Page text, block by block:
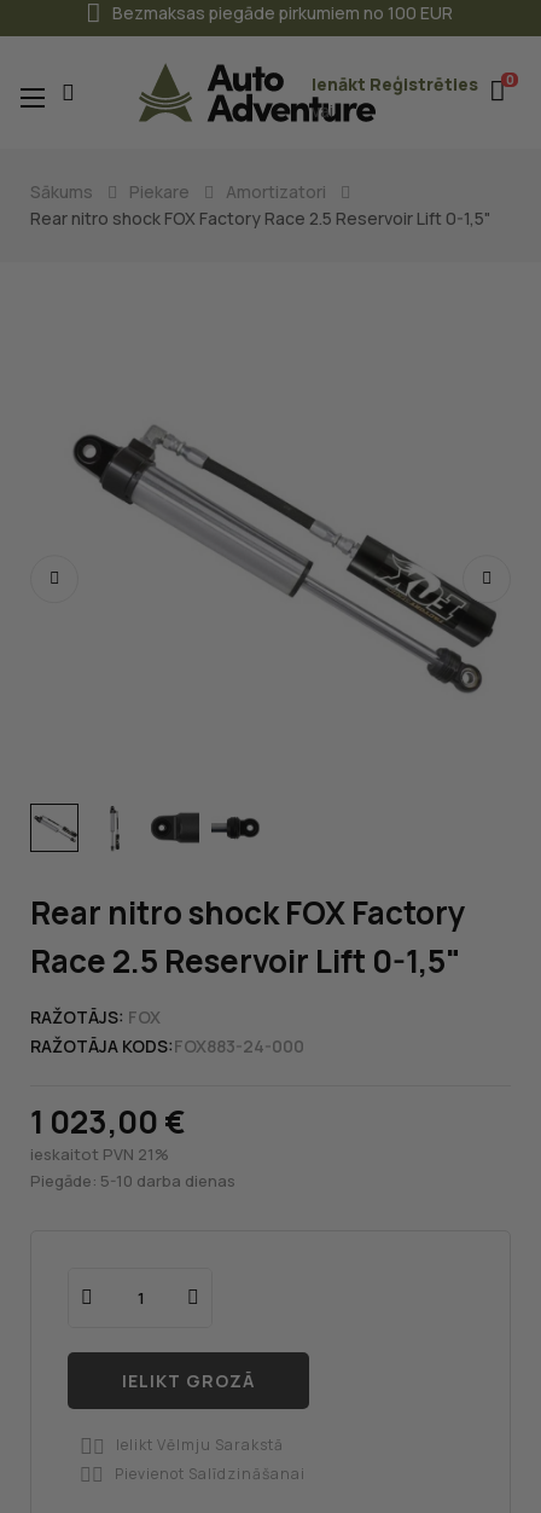
Bezmaksas piegāde pirkumiem no 100 EUR
Ienākt
vai
Reģistrēties 0
Toggle
navigation
☰
Sākums Piekare
Amortizatori
Rear nitro shock FOX Factory Race 2.5 Reservoir Lift 0-1,5"
Rear nitro shock FOX Factory
Race 2.5 Reservoir Lift 0-1,5"
RAŽOTĀJS: FOX
RAŽOTĀJA KODS:FOX883-24-000
1 023,00 €
ieskaitot PVN 21%
Piegāde: 5-10 darba dienas
IELIKT GROZĀ

Ielikt Vēlmju Sarakstā

Pievienot Salīdzināšanai